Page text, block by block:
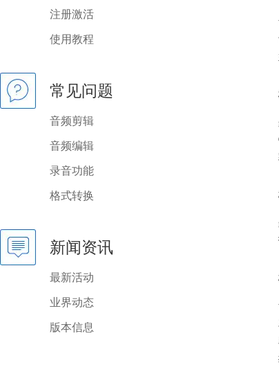
注册激活
使用教程
常见问题
音频剪辑
音频编辑
录音功能
格式转换
新闻资讯
最新活动
业界动态
版本信息